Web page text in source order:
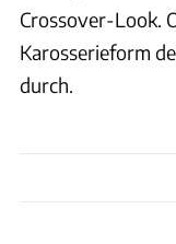
Crossover-Look.
Karosserieform
durch.